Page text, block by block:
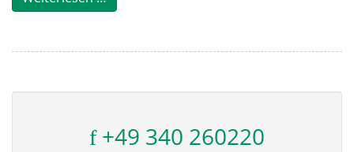
+49 340 260220